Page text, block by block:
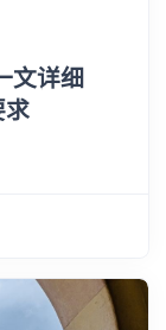
文详细
求